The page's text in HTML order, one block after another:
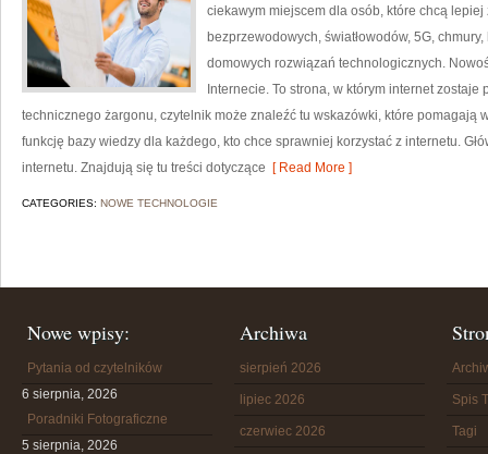
ciekawym miejscem dla osób, które chcą
bezprzewodowych, światłowodów, 5G,
domowych rozwiązań technologicznych.
Internecie. To strona, w którym internet zostaje
technicznego żargonu, czytelnik może znaleźć tu wskazówki, które pomagają
funkcję bazy wiedzy dla każdego, kto chce sprawniej korzystać z internetu.
internetu. Znajdują się tu treści dotyczące [ Read More ]
CATEGORIES: NOWE TECHNOLOGIE
Nowe wpisy:
Pytania od czytelników
6 sierpnia, 2026
Poradniki Fotograficzne
5 sierpnia, 2026
Archiwa
sierpień 2026
lipiec 2026
czerwiec 2026
Spis
Tagi